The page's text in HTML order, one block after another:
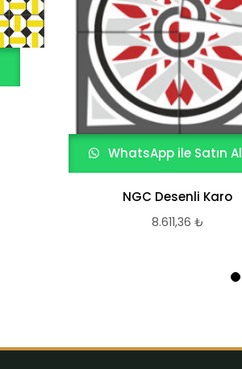
WhatsApp ile Satın Al
NGC Desenli Karo
8.611,36 ₺